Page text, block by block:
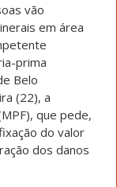
vão
em área
prima
Belo
(22), a
que pede,
do valor
dos danos